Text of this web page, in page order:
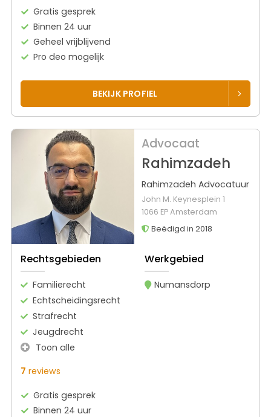
Gratis gesprek
Binnen 24 uur
Geheel vrijblijvend
Pro deo mogelijk
BEKIJK PROFIEL
Advocaat
Rahimzadeh
Rahimzadeh Advocatuur
John M. Keynesplein 1
1066 EP Amsterdam
Beëdigd in 2018
Rechtsgebieden
Familierecht
Echtscheidingsrecht
Strafrecht
Jeugdrecht
Toon alle
Werkgebied
Numansdorp
7 reviews
Gratis gesprek
Binnen 24 uur